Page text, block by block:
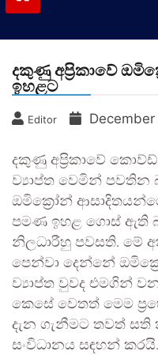
දකුණු අප්‍රිකාවේ
ඉහළට
Editor December
දකුණු අප්‍රිකාවේ
ව්‍යාප්ත වෙමින් පවතින
ඔමික්‍රෝන්
පමණ ඉහළ ගොස් ඇති
නිලධාරීහු පවසති. මේ
පෙන්වා දෙන්නේ
ව්‍යාප්ත වුවද එමගින්
කෙසේ වෙතත් මෙම
දැන ගැනීමට තවත්
සංවිධානය සඳහන් කරයි.